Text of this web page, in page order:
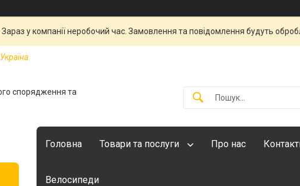
Зараз у компанії неробочий час. Замовлення та повідомлення будуть
спорядження та
Головна Товари та послуги Про нас
Велосипеди